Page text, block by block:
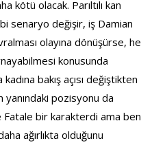
kötü olacak. Parıltılı kan
senaryo değişir, iş Damian
olayına dönüşürse, he
konusunda
bakış açısı değiştikten
yanındaki pozisyonu da
bir karakterdi ama ben
ağırlıkta olduğunu